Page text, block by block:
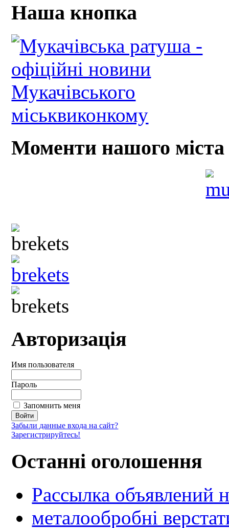
Наша кнопка
Моменти нашого міста
Авторизація
Имя пользователя
Пароль
Запомнить меня
Забыли данные входа на сайт?
Зарегистрируйтесь!
Останні оголошення
Рассылка объявлений
металообробні